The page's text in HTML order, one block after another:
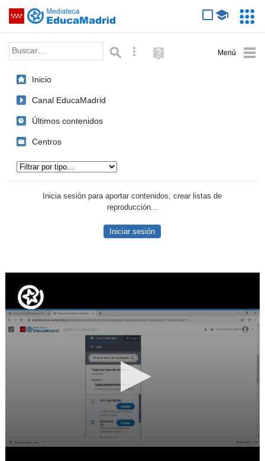
Saltar navegación
Palabra o frase: Búsqueda avanzada
Ayuda
(en
Inicio
Canal EducaMadrid
Últimos contenidos
Centros
Inicia sesión para aportar contenidos, crear listas de
reproducción...
Iniciar sesión